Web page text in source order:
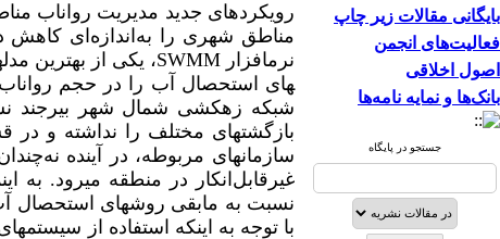
بایگانی مقالات زیر چاپ
فعالیت‌های انجمن
اصول اخلاقی
بانک‌ها و نمایه نامه‌ها
جستجو در پایگاه
رویکردهای جدید مدیریت رواناب
مناطق شهری را به‌اندازه‌ای کاهش
نرم­افزارSWMM، یکی از بهترین
های استحصال آب را در حجم
شبکه زهکشی شمال شهر بیرجند
بازگشت­های مختلف را نداشته و
سازمان­های مربوطه، در آینده
غیرقابل‌انکار در منطقه می­رود. به
نسبت به مابقی روش­های استحصال
با توجه به این­که استفاده از